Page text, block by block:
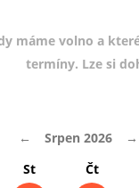
máme volno a
termíny. Lze si
← Srpen 2026
→
St Čt